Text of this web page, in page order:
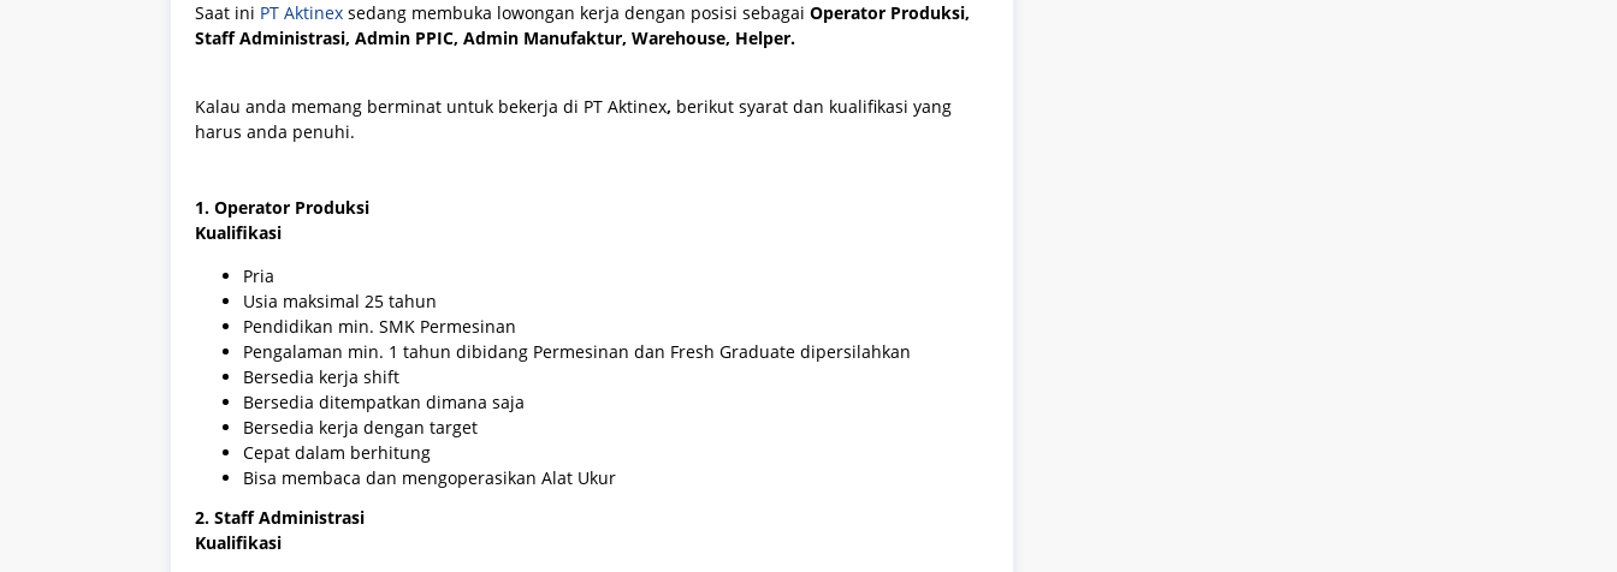
Saat ini PT Aktinex sedang membuka lowongan kerja dengan posisi sebagai Operator Produksi,
Staff Administrasi, Admin PPIC, Admin Manufaktur, Warehouse, Helper.
Kalau anda memang berminat untuk bekerja di PT Aktinex, berikut syarat dan kualifikasi yang
harus anda penuhi.
1. Operator Produksi
Kualifikasi
Pria
Usia maksimal 25 tahun
Pendidikan min. SMK Permesinan
Pengalaman min. 1 tahun dibidang Permesinan dan Fresh Graduate dipersilahkan
Bersedia kerja shift
Bersedia ditempatkan dimana saja
Bersedia kerja dengan target
Cepat dalam berhitung
Bisa membaca dan mengoperasikan Alat Ukur
2. Staff Administrasi
Kualifikasi